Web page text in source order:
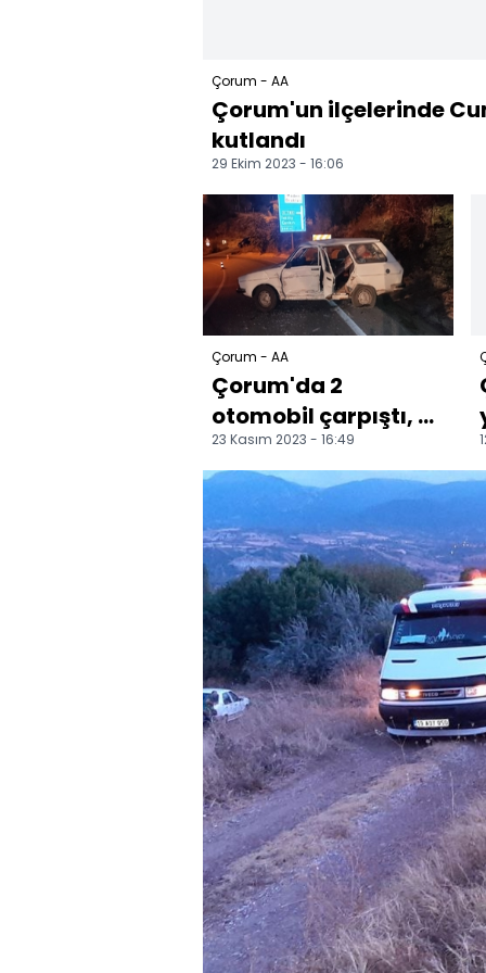
Çorum - AA
Çorum'un ilçelerinde
kutlandı
29 Ekim 2023 - 16:06
Çorum - AA
Çorum'da 2
otomobil çarpıştı, 3
kişi yaralandı
23 Kasım 2023 - 16:49